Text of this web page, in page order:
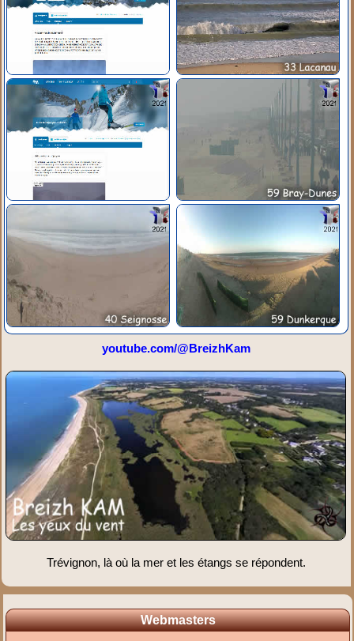
youtube.com/@BreizhKam
Trévignon, là où la mer et les étangs se répondent.
Webmasters